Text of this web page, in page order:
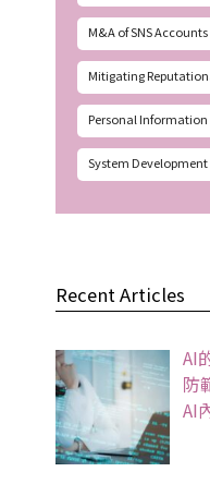
M&A of SNS Accounts
Mitigating
Personal
System Development
Recent Articles
AI
防
AI